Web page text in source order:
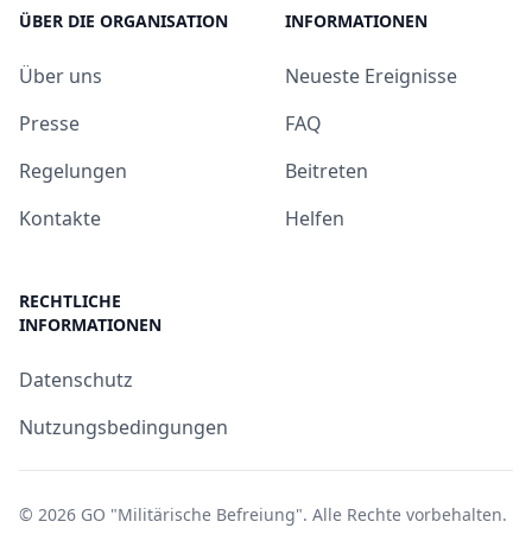
ÜBER DIE ORGANISATION
Über uns
Presse
Regelungen
Kontakte
INFORMATIONEN
Neueste Ereignisse
FAQ
Beitreten
Helfen
RECHTLICHE
INFORMATIONEN
Datenschutz
Nutzungsbedingungen
© 2026 GO "Militärische Befreiung". Alle Rechte vorbehalten.